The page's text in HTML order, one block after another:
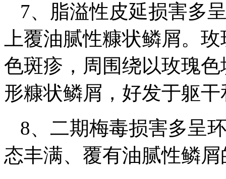
7、脂溢性皮延损害多
上覆油腻性糠状鳞屑。
色斑疹，周围绕以玫瑰
形糠状鳞屑，好发于躯
8、二期梅毒损害多呈
态丰满、覆有油腻性鳞